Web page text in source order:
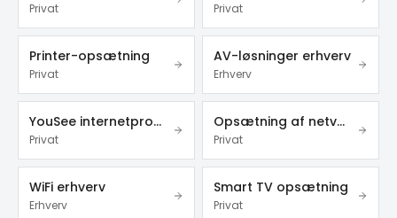
Privat Privat
Printer-opsætning
Privat
AV-løsninger erhverv
Erhverv
YouSee internetproblemer
Privat
Opsætning af netværk
Privat
WiFi erhverv
Erhverv
Smart TV opsætning
Privat